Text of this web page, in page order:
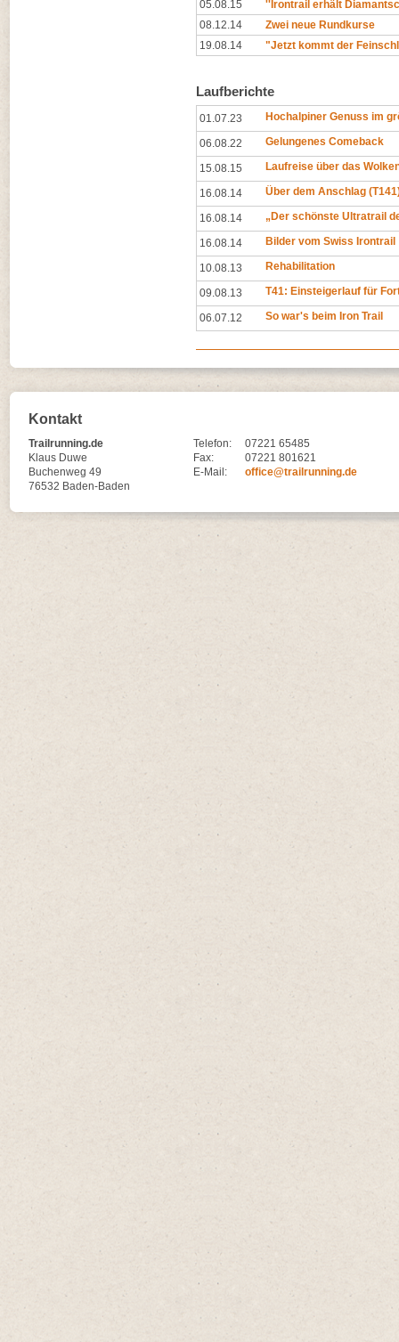
05.08.15
''Irontrail erhält
08.12.14
Zwei neue Rundkurse
19.08.14
"Jetzt kommt der
Laufberichte
01.07.23 Hochalpiner Genuss im
06.08.22 Gelungenes Comeback
15.08.15 Laufreise über das
16.08.14 Über dem Anschlag
16.08.14 „Der schönste Ultratrail
16.08.14 Bilder vom Swiss Irontrail
10.08.13 Rehabilitation
09.08.13 T41: Einsteigerlauf für
06.07.12 So war's beim Iron Trail
Kontakt
Trailrunning.de
Klaus Duwe
Buchenweg 49
76532 Baden-Baden
Telefon:
07221 65485
Fax:
07221 801621
E-Mail:
office@trailrunning.de